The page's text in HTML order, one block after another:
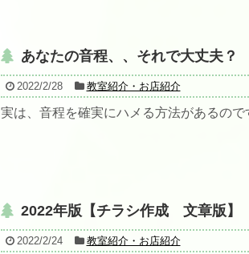
あなたの音程、、それで大丈夫？
2022/2/28 教室紹介・お店紹介
実は、音程を確実にハメる方法があるので
2022年版【チラシ作成 文章版
2022/2/24 教室紹介・お店紹介